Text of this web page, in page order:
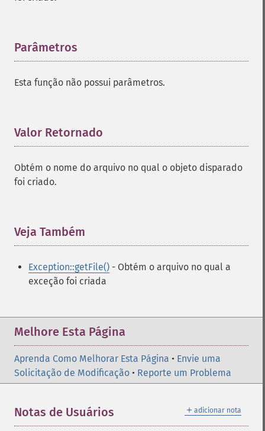
Parâmetros
Esta função não possui parâmetros.
Valor Retornado
Obtém o nome do arquivo no qual o objeto disparado
foi criado.
Veja Também
Exception::getFile() - Obtém o arquivo no qual a
exceção foi criada
Melhore Esta Página
Aprenda Como Melhorar Esta Página • Envie uma
Solicitação de Modificação • Reporte um Problema
＋ adicionar nota
Notas de Usuários